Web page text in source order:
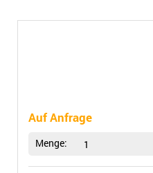
Auf Anfrage
Menge: 1